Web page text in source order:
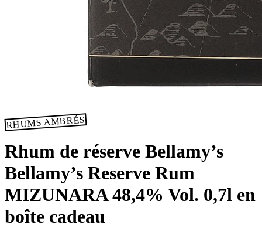
RHUMS AMBRÉS
Rhum de réserve Bellamy’s
Bellamy’s Reserve Rum
MIZUNARA 48,4% Vol. 0,7l en
boîte cadeau